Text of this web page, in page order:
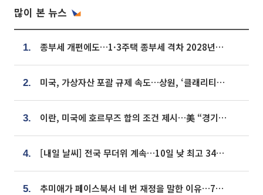
많이 본 뉴스
1. 종부세 개편에도…1·3주택 종부세 격차 2028년부터 확대
2. 미국, 가상자산 포괄 규제 속도…상원, ‘클래리티법’ 9월 절차투표 추진
3. 이란, 미국에 호르무즈 합의 조건 제시…美 “경기 아직 안 끝나” [종합]
4. [내일 날씨] 전국 무더위 계속…10일 낮 최고 34도 육박
5. 추미애가 페이스북서 네 번 재정을 말한 이유…7700억 추경 열쇠는 도의회에